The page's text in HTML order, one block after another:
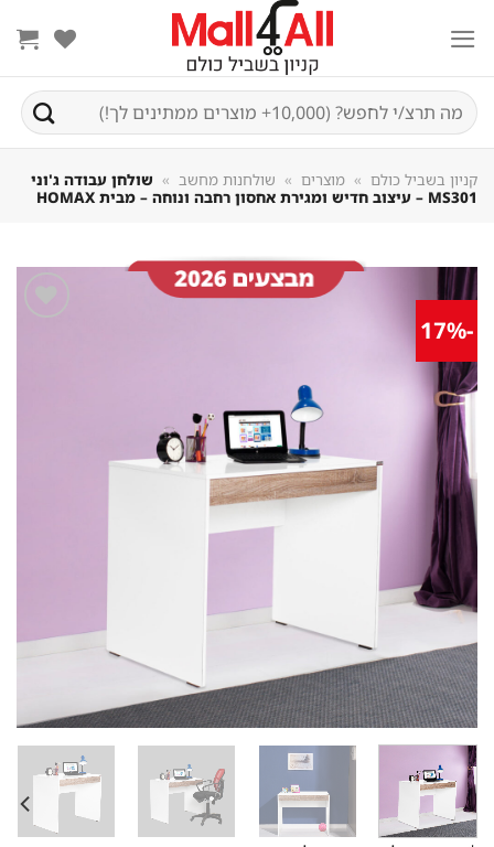
חיפוש
עבור:
קניון בשביל כולם מוצרים שולחנות מחשב
שולחן עבודה ג'וני
MS301 – עיצוב חדיש ומגירת אחסון רחבה ונוחה – מבית HOMAX